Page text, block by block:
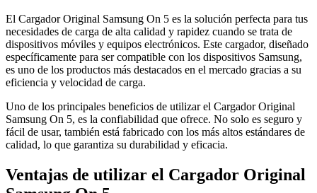
El Cargador Original Samsung On 5 es la solución perfecta para tus
necesidades de carga de alta calidad y rapidez cuando se trata de
dispositivos móviles y equipos electrónicos. Este cargador, diseñado
específicamente para ser compatible con los dispositivos Samsung,
es uno de los productos más destacados en el mercado gracias a su
eficiencia y velocidad de carga.
Uno de los principales beneficios de utilizar el Cargador Original
Samsung On 5, es la confiabilidad que ofrece. No solo es seguro y
fácil de usar, también está fabricado con los más altos estándares de
calidad, lo que garantiza su durabilidad y eficacia.
Ventajas de utilizar el Cargador Original